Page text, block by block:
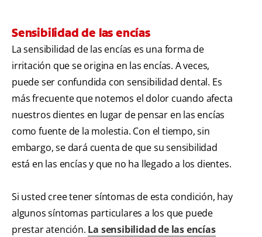
Sensibilidad de las encías
La sensibilidad de las encías es una forma de
irritación que se origina en las encías. A veces,
puede ser confundida con sensibilidad dental. Es
más frecuente que notemos el dolor cuando afecta
nuestros dientes en lugar de pensar en las encías
como fuente de la molestia. Con el tiempo, sin
embargo, se dará cuenta de que su sensibilidad
está en las encías y que no ha llegado a los dientes.
Si usted cree tener síntomas de esta condición, hay
algunos síntomas particulares a los que puede
prestar atención. La sensibilidad de las encías